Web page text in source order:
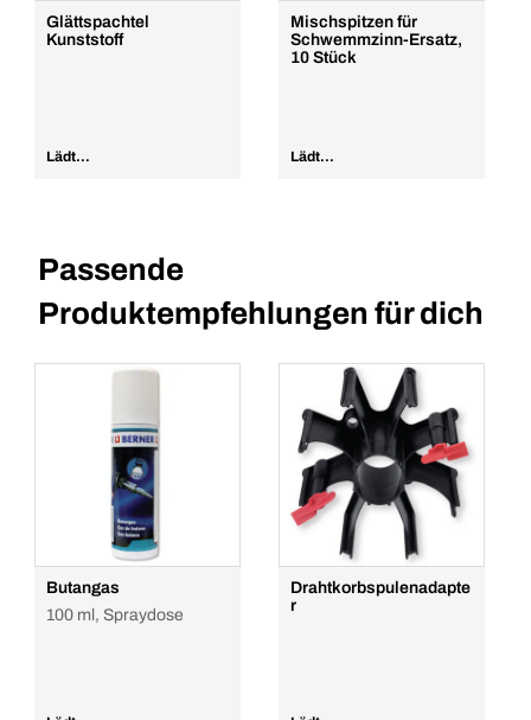
In den Warenkorb
Glättspachtel
Kunststoff
Lädt...
Mischspitzen für
Schwemmzinn-Ersatz,
10 Stück
Lädt...
Passende
Produktempfehlungen für dich
Butangas
100 ml, Spraydose
Drahtkorbspulenadapte
r